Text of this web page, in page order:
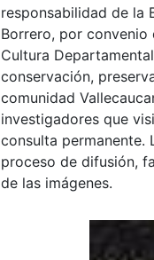
responsabilidad de la
Borrero, por
Cultura
conservación,
comunidad
investigadores que
consulta permanente.
proceso de difusión,
de las imágenes.